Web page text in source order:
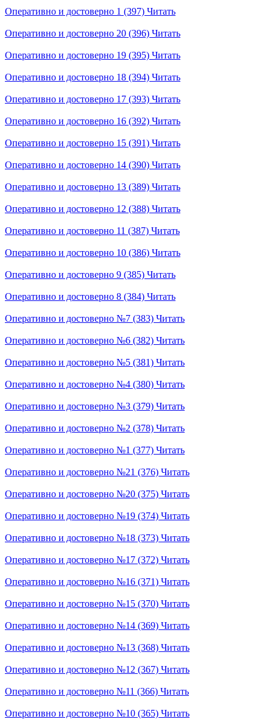
Оперативно и достоверно 1 (397) Читать
Оперативно и достоверно 20 (396) Читать
Оперативно и достоверно 19 (395) Читать
Оперативно и достоверно 18 (394) Читать
Оперативно и достоверно 17 (393) Читать
Оперативно и достоверно 16 (392) Читать
Оперативно и достоверно 15 (391) Читать
Оперативно и достоверно 14 (390) Читать
Оперативно и достоверно 13 (389) Читать
Оперативно и достоверно 12 (388) Читать
Оперативно и достоверно 11 (387) Читать
Оперативно и достоверно 10 (386) Читать
Оперативно и достоверно 9 (385) Читать
Оперативно и достоверно 8 (384) Читать
Оперативно и достоверно №7 (383) Читать
Оперативно и достоверно №6 (382) Читать
Оперативно и достоверно №5 (381) Читать
Оперативно и достоверно №4 (380) Читать
Оперативно и достоверно №3 (379) Читать
Оперативно и достоверно №2 (378) Читать
Оперативно и достоверно №1 (377) Читать
Оперативно и достоверно №21 (376) Читать
Оперативно и достоверно №20 (375) Читать
Оперативно и достоверно №19 (374) Читать
Оперативно и достоверно №18 (373) Читать
Оперативно и достоверно №17 (372) Читать
Оперативно и достоверно №16 (371) Читать
Оперативно и достоверно №15 (370) Читать
Оперативно и достоверно №14 (369) Читать
Оперативно и достоверно №13 (368) Читать
Оперативно и достоверно №12 (367) Читать
Оперативно и достоверно №11 (366) Читать
Оперативно и достоверно №10 (365) Читать